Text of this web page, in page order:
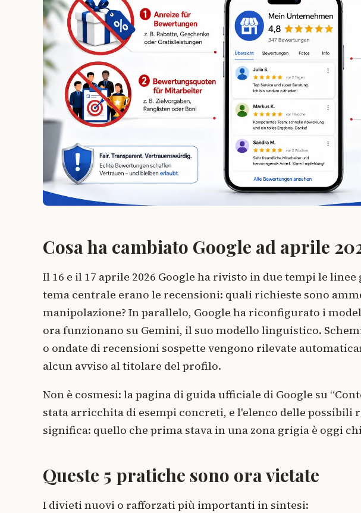
Cosa ha cambiato Google ad aprile
Il 16 e il 17 aprile 2026 Google ha rivisto in due tempi le
tema centrale erano le recensioni: quali richieste sono
manipolazione? In parallelo, Google ha riconfigurato i
ora funzionano su Gemini, il suo modello linguistico.
o ondate di recensioni sospette vengono rilevate
alcun avviso al titolare del profilo.
Non è cosmesi: la pagina di guida ufficiale di Google su
stata arricchita di esempi concreti, e l'elenco delle possibili
significa: quello che prima stava in una zona grigia è oggi
Queste 5 pratiche sono ora vietate
I divieti nuovi o rafforzati più importanti in sintesi: